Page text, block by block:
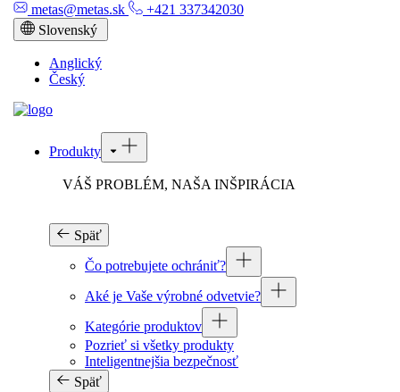
metas@metas.sk
+421 337342030
Slovenský
Anglický
Český
Produkty
VÁŠ PROBLÉM, NAŠA INŠPIRÁCIA
Späť
Čo potrebujete ochrániť?
Aké je Vaše výrobné odvetvie?
Kategórie produktov
Pozrieť si všetky produkty
Inteligentnejšia bezpečnosť
Späť